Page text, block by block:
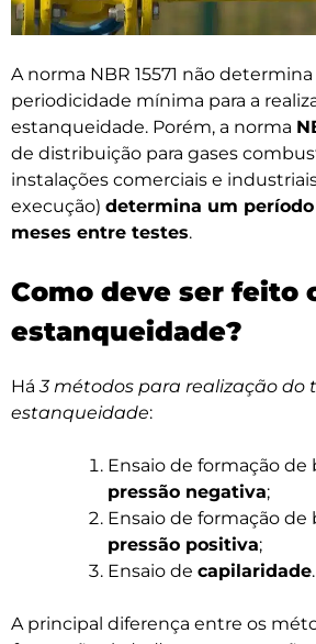
A norma NBR 15571 não
periodicidade mínima para a
estanqueidade. Porém, a norma
de distribuição para gases
instalações comerciais e
execução) determina um período
meses entre testes.
Como deve ser feito
estanqueidade?
Há3 métodos para realização do
estanqueidade:
Ensaio de formação de
pressão negativa;
Ensaio de formação de
pressão positiva;
Ensaio de capilaridade.
A principal diferença entre os